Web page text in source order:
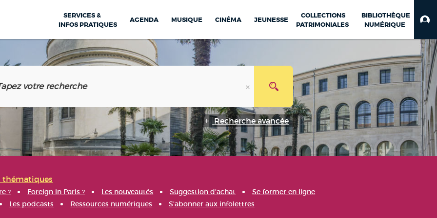
SERVICES &
INFOS PRATIQUES
AGENDA MUSIQUE CINÉMA JEUNESSE
COLLECTIONS
PATRIMONIALES
BIBLIOTHÈQUE
NUMÉRIQUE
Recherche avancée
thématiques
? Foreign in Paris ? Les nouveautés Suggestion d'achat
Se former en ligne
Les podcasts Ressources numériques S'abonner aux infolettres